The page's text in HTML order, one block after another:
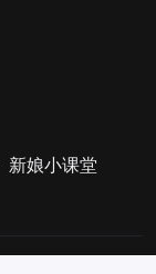
新娘小课堂